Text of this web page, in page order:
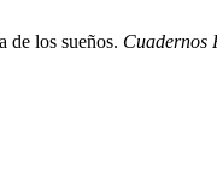
de los sueños. Cuadernos